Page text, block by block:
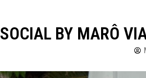
SOCIAL BY MARÔ